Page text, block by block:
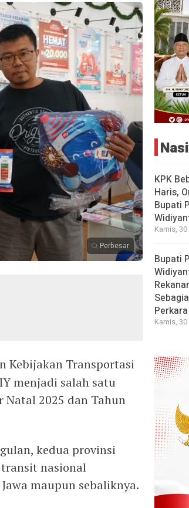
Perbesar
Kebijakan Transportasi
menjadi salah satu
2025 dan Tahun
kedua provinsi
nasional
maupun sebaliknya.
KPK
Haris,
Bupati
Kamis,
Bupati
Kamis,